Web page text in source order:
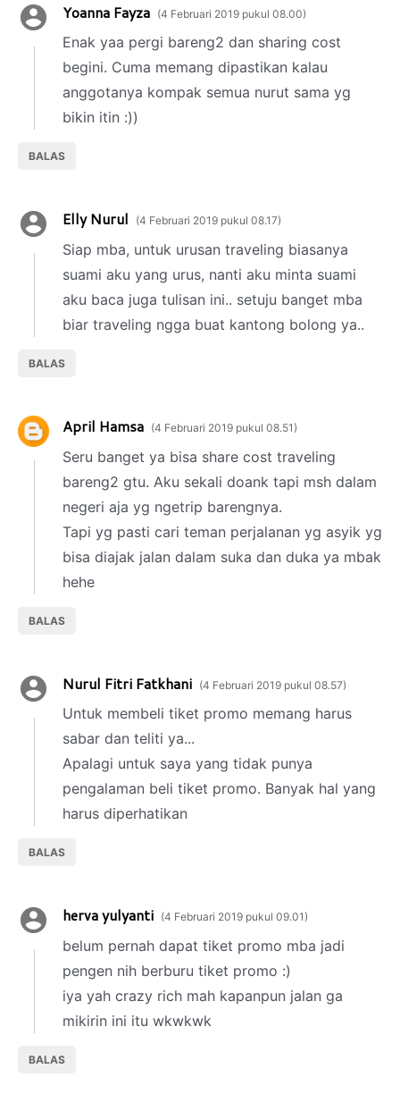
Yoanna Fayza 4 Februari 2019 pukul 08.00
Enak yaa pergi bareng2 dan sharing cost
begini. Cuma memang dipastikan kalau
anggotanya kompak semua nurut sama yg
bikin itin :))
BALAS
Elly Nurul 4 Februari 2019 pukul 08.17
Siap mba, untuk urusan traveling biasanya
suami aku yang urus, nanti aku minta suami
aku baca juga tulisan ini.. setuju banget mba
biar traveling ngga buat kantong bolong ya..
BALAS
April Hamsa 4 Februari 2019 pukul 08.51
Seru banget ya bisa share cost traveling
bareng2 gtu. Aku sekali doank tapi msh dalam
negeri aja yg ngetrip barengnya.
Tapi yg pasti cari teman perjalanan yg asyik yg
bisa diajak jalan dalam suka dan duka ya mbak
hehe
BALAS
Nurul Fitri Fatkhani 4 Februari 2019 pukul 08.57
Untuk membeli tiket promo memang harus
sabar dan teliti ya...
Apalagi untuk saya yang tidak punya
pengalaman beli tiket promo. Banyak hal yang
harus diperhatikan
BALAS
herva yulyanti 4 Februari 2019 pukul 09.01
belum pernah dapat tiket promo mba jadi
pengen nih berburu tiket promo :)
iya yah crazy rich mah kapanpun jalan ga
mikirin ini itu wkwkwk
BALAS